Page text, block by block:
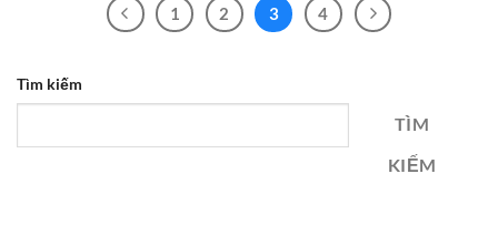
1 2 3 4
Tìm kiếm
TÌM
KIẾM